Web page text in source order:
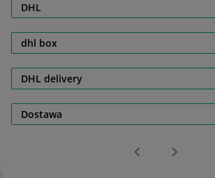
DHL
dhl box
DHL delivery
Dostawa